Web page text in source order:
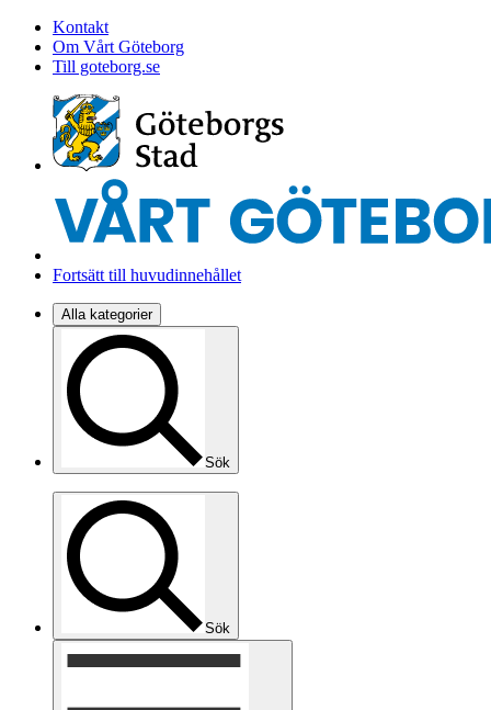
Kontakt
Om Vårt Göteborg
Till goteborg.se
Fortsätt till huvudinnehållet
Alla kategorier
Sök
Sök